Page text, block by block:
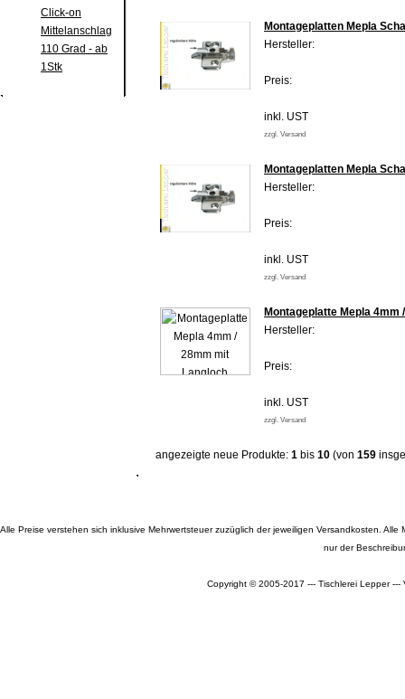
Click-on
Mittelanschlag
110 Grad - ab
1Stk
Montageplatten Mepla
Hersteller:
Preis:
inkl. UST
zzgl. Versand
Montageplatten Mepla
Hersteller:
Preis:
inkl. UST
zzgl. Versand
Montageplatte Mepla 4mm
Hersteller:
Preis:
inkl. UST
zzgl. Versand
angezeigte neue Produkte: 1 bis 10 (von 159
Alle Preise verstehen sich inklusive Mehrwertsteuer zuzüglich der jeweiligen Versandkosten.
nur der
Copyright © 2005-2017 --- Tischlerei Lepper